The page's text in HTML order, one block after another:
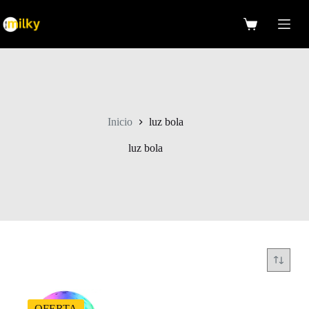
al
contenido
Carro
Inicio luz bola
luz bola